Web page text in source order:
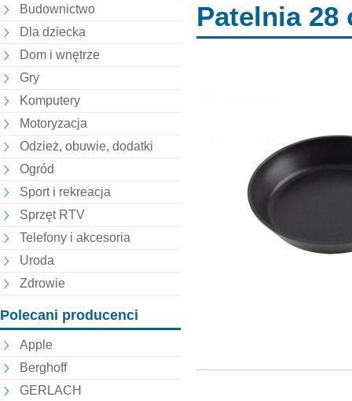
Budownictwo
Dla dziecka
Dom i wnętrze
Gry
Komputery
Motoryzacja
Odzież, obuwie, dodatki
Ogród
Sport i rekreacja
Sprzęt RTV
Telefony i akcesoria
Uroda
Zdrowie
Polecani producenci
Apple
Berghoff
GERLACH
Patelnia 28